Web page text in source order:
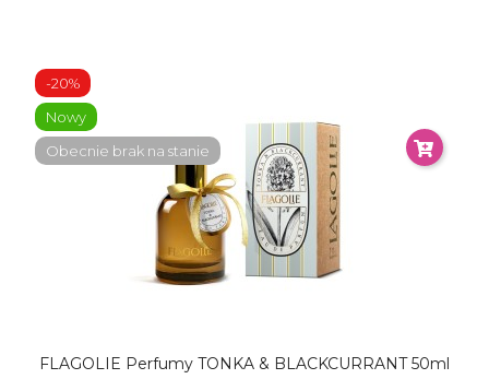
FLAGOLIE Perfumy TONKA & BLACKCURRANT 50ml
-20%
Nowy
Obecnie brak na stanie